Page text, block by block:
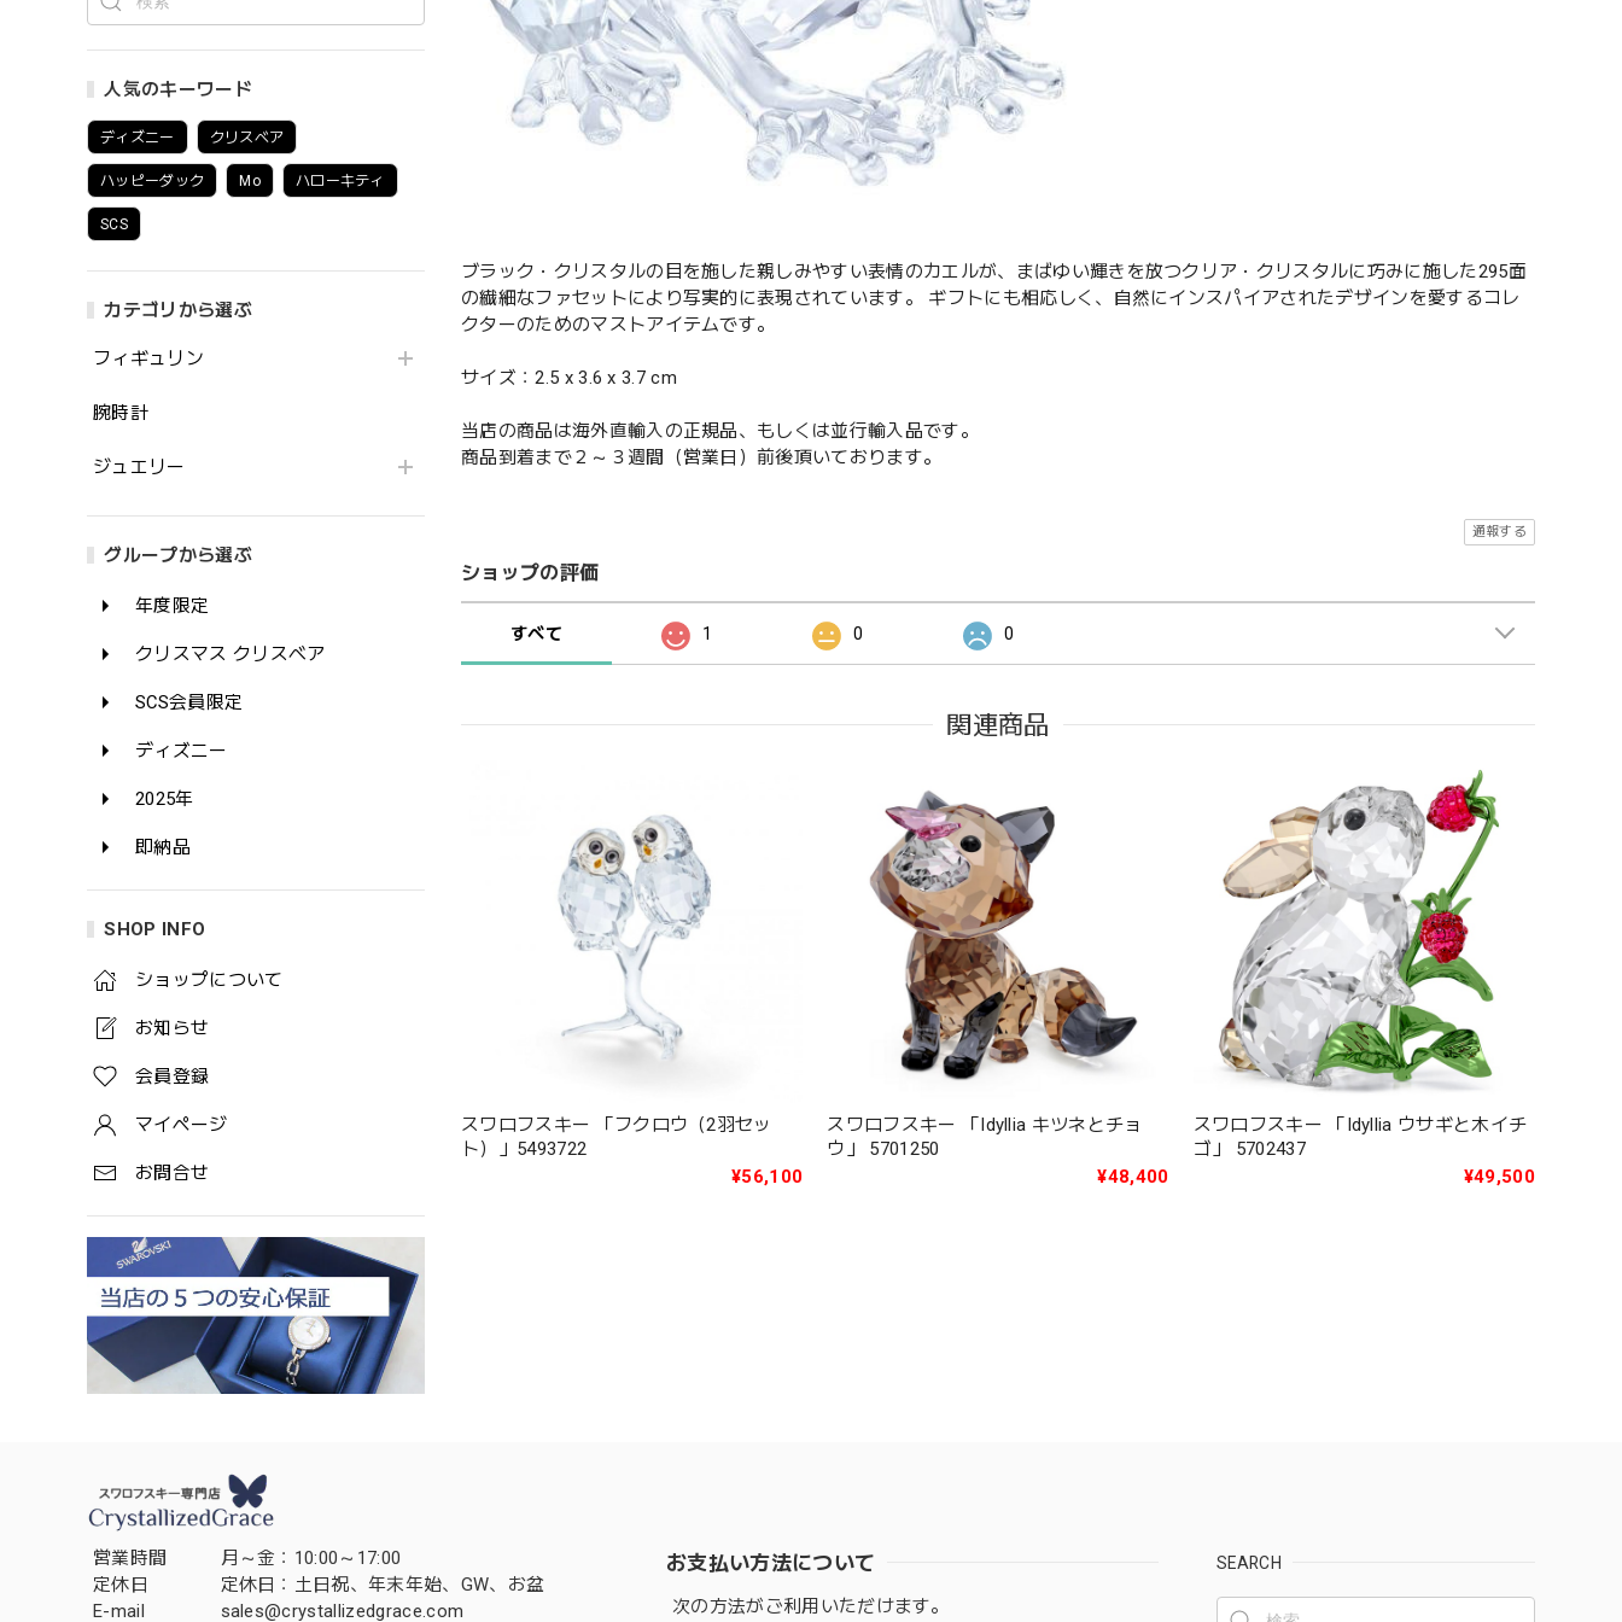
人気のキーワード
ディズニー クリスベア
ハッピーダック Mo ハローキティ
SCS
カテゴリから選ぶ
フィギュリン
腕時計
ジュエリー
グループから選ぶ
年度限定
クリスマス クリスベア
SCS会員限定
ディズニー
2025年
即納品
SHOP INFO
ショップについて
お知らせ
会員登録
マイページ
お問合せ
ブラック・クリスタルの目を施した親しみやすい表情のカエルが、まばゆい輝きを放つクリア・クリスタルに巧みに施した295面
の繊細なファセットにより写実的に表現されています。 ギフトにも相応しく、自然にインスパイアされたデザインを愛するコレ
クターのためのマストアイテムです。
サイズ：2.5 x 3.6 x 3.7 cm
当店の商品は海外直輸入の正規品、もしくは並行輸入品です。
商品到着まで２～３週間（営業日）前後頂いております。
通報する
ショップの評価
すべて 1 0 0
関連商品
スワロフスキー 「フクロウ（2羽セッ
ト）」5493722
¥56,100
スワロフスキー 「Idyllia キツネとチョ
ウ」 5701250
¥48,400
スワロフスキー 「Idyllia ウサギと木イチ
ゴ」 5702437
¥49,500
営業時間
月～金：10:00～17:00
定休日
定休日：土日祝、年末年始、GW、お盆
E-mail
sales@crystallizedgrace.com
お支払い方法について
次の方法がご利用いただけます。
SEARCH